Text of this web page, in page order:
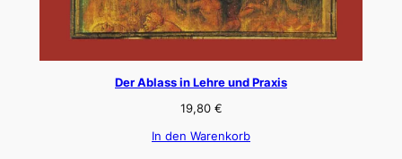
Der Ablass in Lehre und Praxis
19,80 €
In den Warenkorb